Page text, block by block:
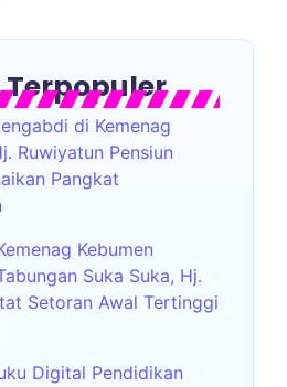
di Kemenag
Ruwiyatun Pensiun
Pangkat
Kebumen
Suka Suka, Hj.
Setoran Awal Tertinggi
Digital Pendidikan